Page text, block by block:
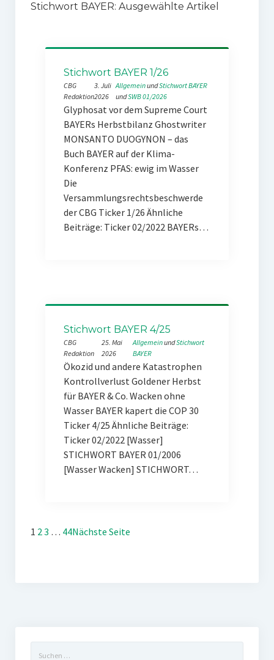
Stichwort BAYER: Ausgewählte Artikel
Stichwort BAYER 1/26
CBG
Redaktion
3. Juli
2026
Allgemein und Stichwort BAYER
und SWB 01/2026
Glyphosat vor dem Supreme Court
BAYERs Herbstbilanz Ghostwriter
MONSANTO DUOGYNON – das
Buch BAYER auf der Klima-
Konferenz PFAS: ewig im Wasser
Die
Versammlungsrechtsbeschwerde
der CBG Ticker 1/26 Ähnliche
Beiträge: Ticker 02/2022 BAYERs…
Stichwort BAYER 4/25
CBG
Redaktion
25. Mai
2026
Allgemein und Stichwort
BAYER
Ökozid und andere Katastrophen
Kontrollverlust Goldener Herbst
für BAYER & Co. Wacken ohne
Wasser BAYER kapert die COP 30
Ticker 4/25 Ähnliche Beiträge:
Ticker 02/2022 [Wasser]
STICHWORT BAYER 01/2006
[Wasser Wacken] STICHWORT…
1 23 … 44Nächste Seite